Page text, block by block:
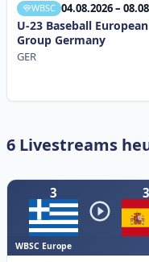
WBSC 04.08.2026 –
U-23 Baseball
Group Germany
GER
6 Livestreams
3 3
WBSC Europe